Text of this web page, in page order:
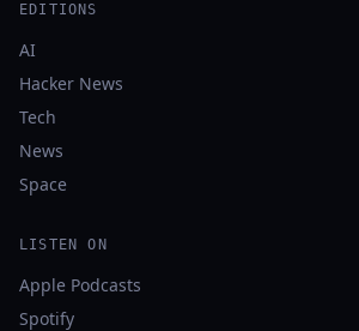
EDITIONS
AI
Hacker News
Tech
News
Space
LISTEN ON
Apple Podcasts
Spotify